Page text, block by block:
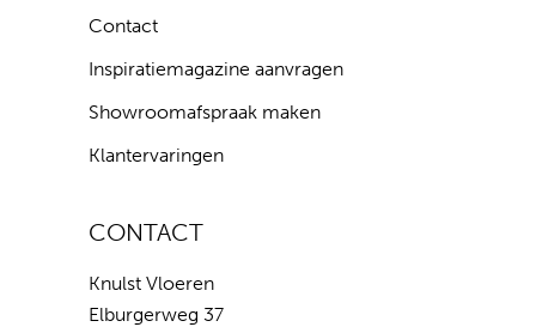
Contact
Inspiratiemagazine aanvragen
Showroomafspraak maken
Klantervaringen
CONTACT
Knulst Vloeren
Elburgerweg 37